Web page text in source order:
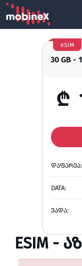
30 GB -
eSIM
₾
ᲓᲐᲤᲐᲠᲕᲐ:
DATA:
ᲕᲐᲓᲐ:
ESIM -